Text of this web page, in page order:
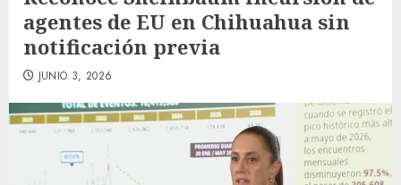
agentes de EU en Chihuahua sin
notificación previa
JUNIO 3, 2026